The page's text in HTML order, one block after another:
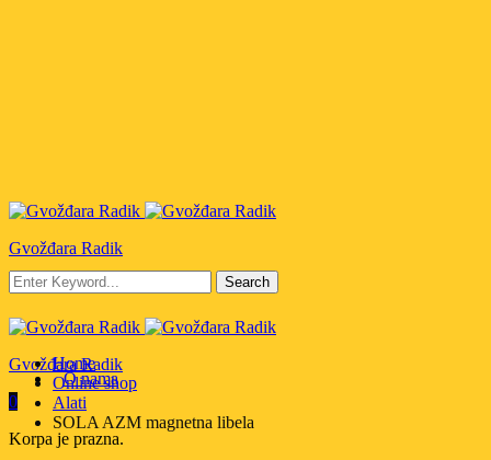
Gvožđara Radik
Početna
O nama
Gvožđara Radik
0
Korpa je prazna.
Home
Online shop
Alati
SOLA AZM magnetna libela